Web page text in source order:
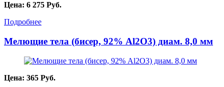
Цена: 6 275 Руб.
Подробнее
Мелющие тела (бисер, 92% Al2O3) диам. 8,0 мм
Цена: 365 Руб.